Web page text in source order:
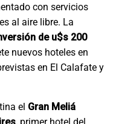
con servicios
al aire libre. La
de u$s 200
nuevos hoteles en
en El Calafate y
el Gran Meliá